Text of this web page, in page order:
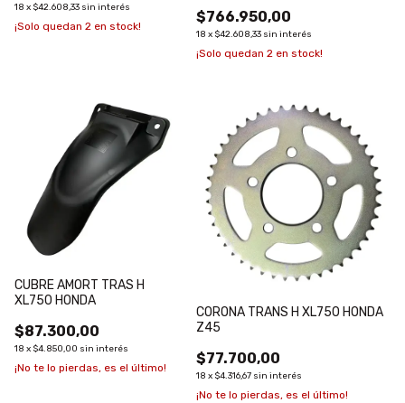
18 x $42.608,33 sin interés
¡Solo quedan 2 en stock!
$766.950,00
18 x $42.608,33 sin interés
¡Solo quedan 2 en stock!
CUBRE AMORT TRAS H
XL750 HONDA
$87.300,00
18 x $4.850,00 sin interés
¡No te lo pierdas, es el último!
CORONA TRANS H XL750 HONDA
Z45
$77.700,00
18 x $4.316,67 sin interés
¡No te lo pierdas, es el último!